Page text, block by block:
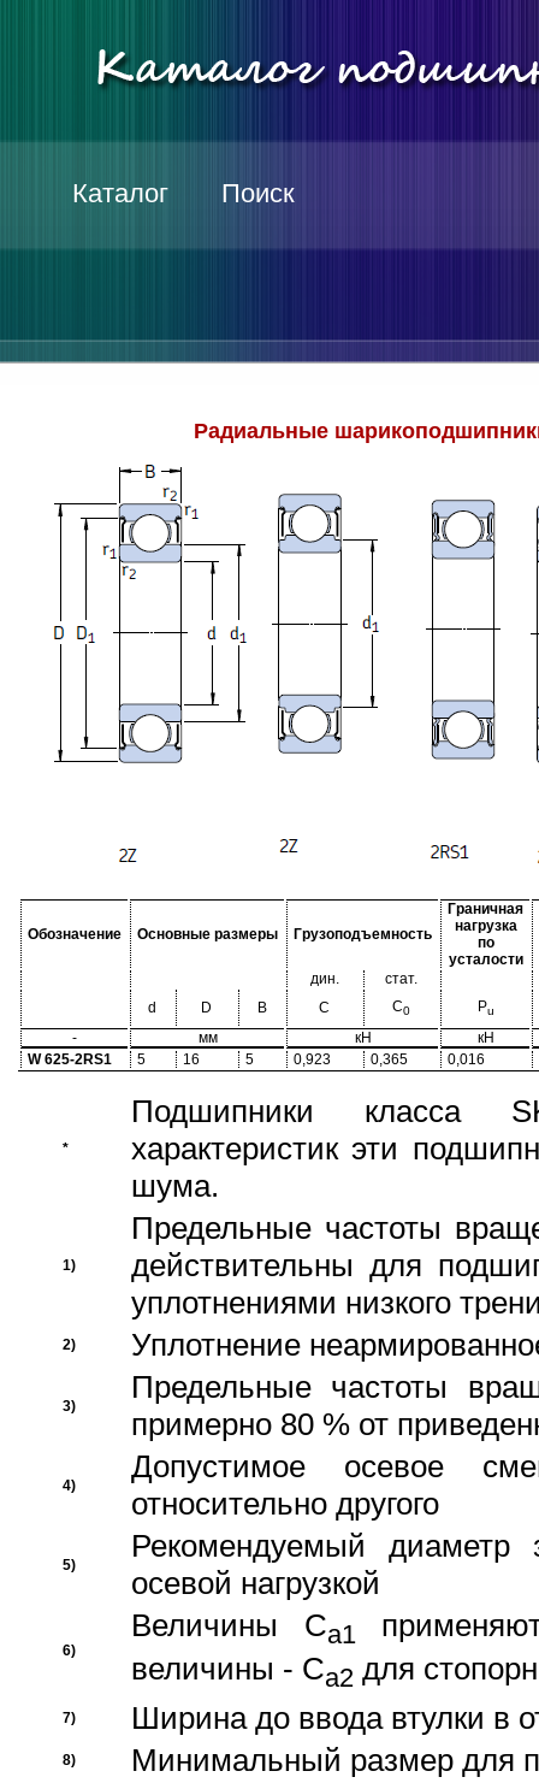
Каталог Поиск
Радиальные
Обозначение Основные размеры Грузоподъемность
Граничная
нагрузка
по
усталости
дин.
стат.
d
D B C C0 Pu
- мм кН
кН
W 625-2RS1
5 16 5 0,923 0,365 0,016
*
Подшипники класса
характеристик эти
шума.
1)
Предельные частоты
действительны для
уплотнениями низкого
2) Уплотнение
3)
Предельные частоты
примерно 80 % от
4)
Допустимое осевое
относительно другого
5)
Рекомендуемый диаметр
осевой нагрузкой
6)
Величины Ca1
величины - Ca2 для
7) Ширина до ввода втулки в
8) Минимальный размер для